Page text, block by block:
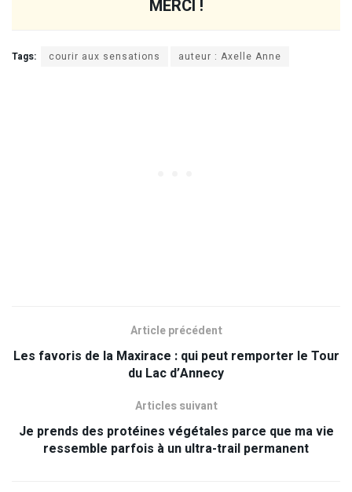
MERCI !
Tags: courir aux sensations auteur : Axelle Anne
Article précédent
Les favoris de la Maxirace : qui peut remporter le Tour
du Lac d’Annecy
Articles suivant
Je prends des protéines végétales parce que ma vie
ressemble parfois à un ultra-trail permanent